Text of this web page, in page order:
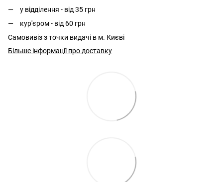
у відділення - від 35 грн
кур'єром - від 60 грн
Самовивіз з точки видачі в м. Києві
Більше інформації про доставку